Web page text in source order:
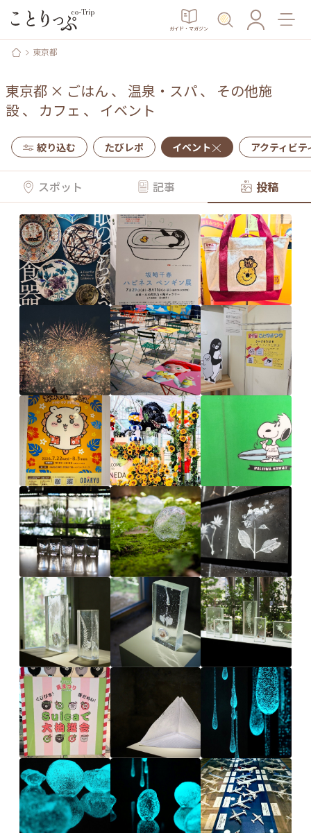
ガイド・マガジン
東京都
東京都 × ごはん 、 温泉・スパ、 その他施
設、 カフェ 、 イベント
絞り込む たびレポ イベント アクティビテ
スポット 記事 投稿